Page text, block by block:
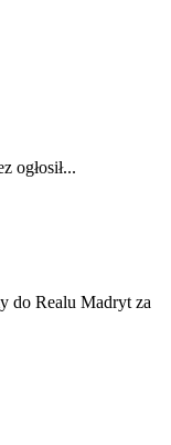
ogłosił...
do Realu Madryt za